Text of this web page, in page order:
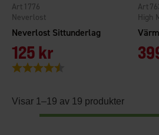
Neverlost Sittunderlag
Neverlost
1776
125 kr
Betyg:
High
Visar 1–19 av 19 produkter